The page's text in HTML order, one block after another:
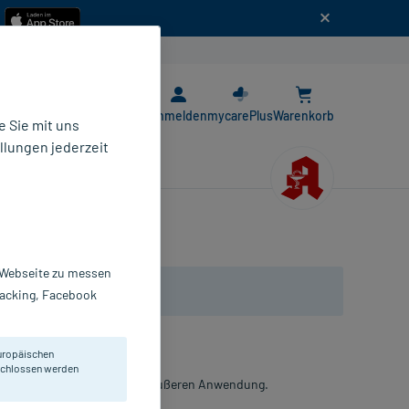
AnmeldenmycarePlusWarenkorb
Zur inneren und äußeren Anwendung.
Sie mit uns
jederzeit
zu messen
Facebook
werden